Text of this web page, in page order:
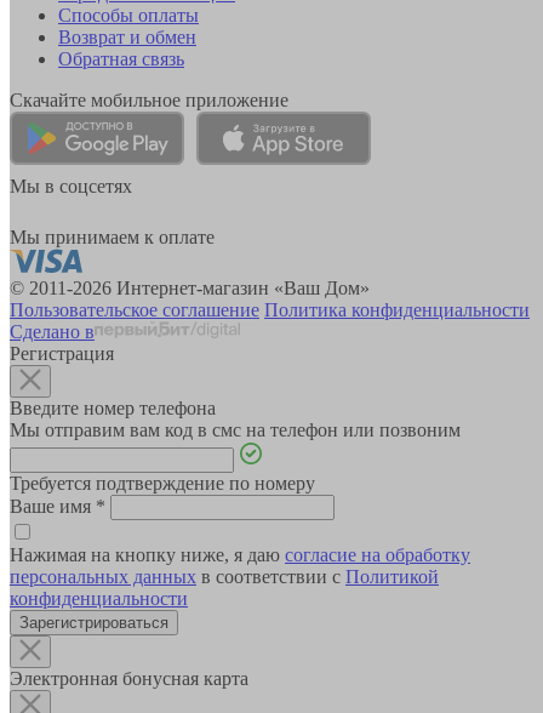
Способы оплаты
Возврат и обмен
Обратная связь
Скачайте мобильное приложение
Мы в соцсетях
Мы принимаем к оплате
© 2011-2026 Интернет-магазин «Ваш Дом»
Пользовательское соглашение Политика конфиденциальности
Сделано в
Регистрация
Введите номер телефона
Мы отправим вам код в смс на телефон или позвоним
Требуется подтверждение по номеру
Ваше имя *
Нажимая на кнопку ниже, я даю согласие на обработку
персональных данных в соответствии с Политикой
конфиденциальности
Зарегистрироваться
Электронная бонусная карта